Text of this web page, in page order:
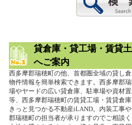
貸倉庫・貸工場・賃貸
へご案内
西多摩郡瑞穂町の他、首都圏全域の貸し
物件情報を簡単検索できます。西多摩郡
場やヤードの広い貸倉庫、駐車場や資材
等、西多摩郡瑞穂町の賃貸工場・賃貸倉
きっと見つかる不動産iLAND。内装工事
郡瑞穂町の担当者が承りますのでご相談